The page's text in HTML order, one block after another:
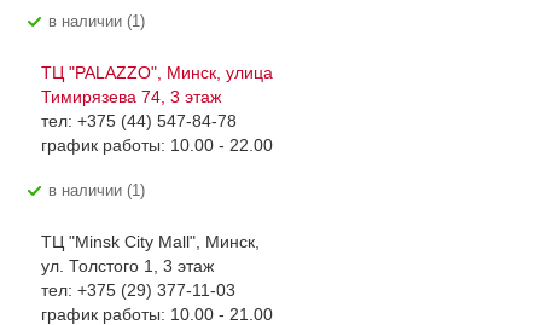
В наличии (1)
ТЦ "PALAZZO", Минск, улица
Тимирязева 74, 3 этаж
тел: +375 (44) 547-84-78
график работы: 10.00 - 22.00
В наличии (1)
ТЦ "Minsk City Mall", Минск,
ул. Толстого 1, 3 этаж
тел: +375 (29) 377-11-03
график работы: 10.00 - 21.00